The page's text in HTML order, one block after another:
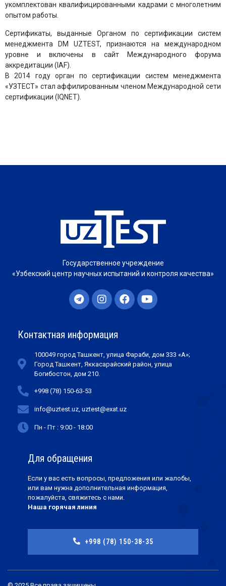
укомплектован квалифицированными кадрами с многолетним
опытом работы.
Сертификаты, выданные Органом по сертификации систем
менеджмента DM UZTEST, признаются на международном
уровне и включены в сайт Международного форума
аккредитации (IAF).
В 2014 году орган по сертификации систем менеджмента
«УЗТЕСТ» стал аффилированным членом Международной сети
сертификации (IQNET).
Государственное учреждение
«Узбекский центр научных испытаний и контроля качества»
Контактная информация
100049 город Ташкент, улица Фараби, дом 333 «А»;
Город Ташкент, Яккасарайский район, улица
Богибостон, дом 210.
+998 (78) 150-63-53
info@uztest.uz, uztest@exat.uz
Пн - Пт : 9:00 - 18:00
Для обращения
Если у вас есть вопросы, предложения или жалобы,
или вам нужна дополнительная информация,
пожалуйста, свяжитесь с нами.
Наша горячая линия
+998 (78) 150-38-35